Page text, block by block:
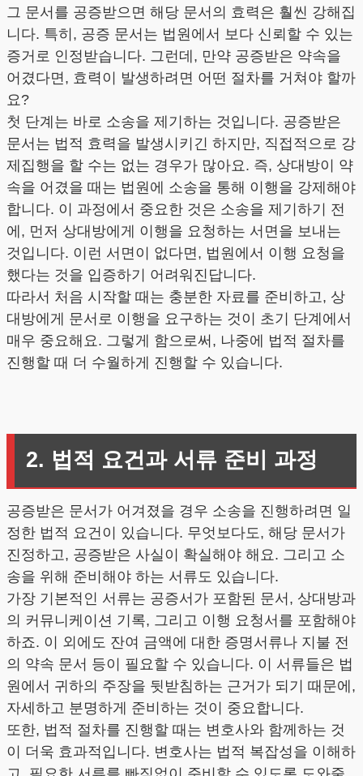
그 문서를 공증받으면 해당 문서의 효력은 훨씬 강해집
니다. 특히, 공증 문서는 법원에서 보다 신뢰할 수 있는
증거로 인정받습니다. 그런데, 만약 공증받은 약속을
어겼다면, 효력이 발생하려면 어떤 절차를 거쳐야 할까
요?
첫 단계는 바로 소송을 제기하는 것입니다. 공증받은
문서는 법적 효력을 발생시키긴 하지만, 직접적으로 강
제집행을 할 수는 없는 경우가 많아요. 즉, 상대방이 약
속을 어겼을 때는 법원에 소송을 통해 이행을 강제해야
합니다. 이 과정에서 중요한 것은 소송을 제기하기 전
에, 먼저 상대방에게 이행을 요청하는 서면을 보내는
것입니다. 이런 서면이 없다면, 법원에서 이행 요청을
했다는 것을 입증하기 어려워진답니다.
따라서 처음 시작할 때는 충분한 자료를 준비하고, 상
대방에게 문서로 이행을 요구하는 것이 초기 단계에서
매우 중요해요. 그렇게 함으로써, 나중에 법적 절차를
진행할 때 더 수월하게 진행할 수 있습니다.
2. 법적 요건과 서류 준비 과정
공증받은 문서가 어겨졌을 경우 소송을 진행하려면 일
정한 법적 요건이 있습니다. 무엇보다도, 해당 문서가
진정하고, 공증받은 사실이 확실해야 해요. 그리고 소
송을 위해 준비해야 하는 서류도 있습니다.
가장 기본적인 서류는 공증서가 포함된 문서, 상대방과
의 커뮤니케이션 기록, 그리고 이행 요청서를 포함해야
하죠. 이 외에도 잔여 금액에 대한 증명서류나 지불 전
의 약속 문서 등이 필요할 수 있습니다. 이 서류들은 법
원에서 귀하의 주장을 뒷받침하는 근거가 되기 때문에,
자세하고 분명하게 준비하는 것이 중요합니다.
또한, 법적 절차를 진행할 때는 변호사와 함께하는 것
이 더욱 효과적입니다. 변호사는 법적 복잡성을 이해하